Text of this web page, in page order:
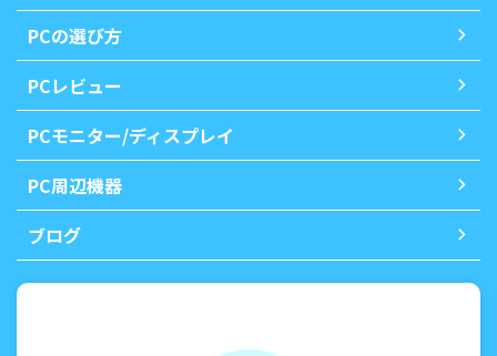
PCの選び方
PCレビュー
PCモニター/ディスプレイ
PC周辺機器
ブログ